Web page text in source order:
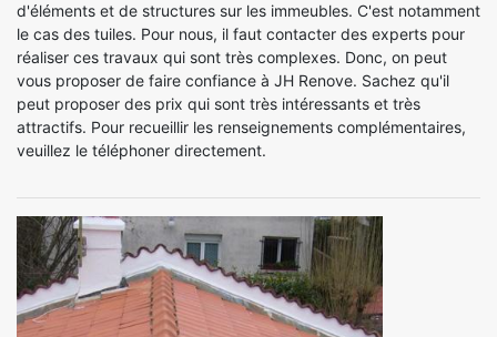
d'éléments et de structures sur les immeubles. C'est notamment
le cas des tuiles. Pour nous, il faut contacter des experts pour
réaliser ces travaux qui sont très complexes. Donc, on peut
vous proposer de faire confiance à JH Renove. Sachez qu'il
peut proposer des prix qui sont très intéressants et très
attractifs. Pour recueillir les renseignements complémentaires,
veuillez le téléphoner directement.